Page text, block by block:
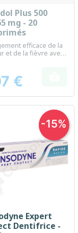
Aperçu rapide
Plus 500
mg - 20
efficace de la
et de la fièvre avec
€
Aperçu rapide
Expert
Dentifrice -
-15%